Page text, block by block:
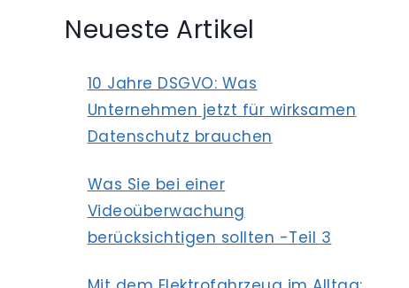
Neueste Artikel
10 Jahre DSGVO: Was
Unternehmen jetzt für wirksamen
Datenschutz brauchen
Was Sie bei einer
Videoüberwachung
berücksichtigen sollten -Teil 3